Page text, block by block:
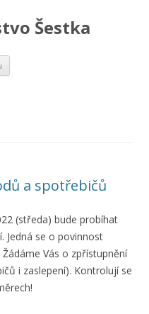
Šestka
Skip
content
a spotřebičů
(středa) bude probíhat
Jedná se o povinnost
Vás o zpřístupnění
i zaslepení). Kontrolují se